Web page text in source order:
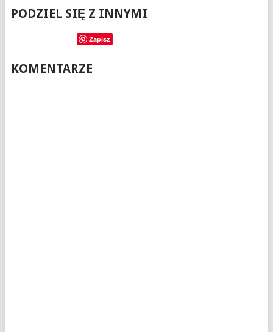
PODZIEL SIĘ Z INNYMI
Zapisz
KOMENTARZE